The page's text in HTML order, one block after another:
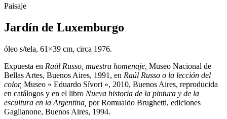
Paisaje
Jardín de Luxemburgo
óleo s/tela, 61×39 cm, circa 1976.
Expuesta en Raúl Russo, muestra homenaje, Museo Nacional de
Bellas Artes, Buenos Aires, 1991, en Raúl Russo o la lección del
color, Museo « Eduardo Sívori », 2010, Buenos Aires, reproducida
en catálogos y en el libro Nueva historia de la pintura y de la
escultura en la Argentina, por Romualdo Brughetti, ediciones
Gaglianone, Buenos Aires, 1994.